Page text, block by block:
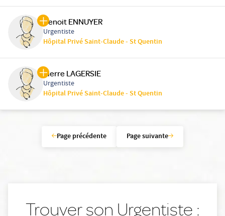
Benoit ENNUYER
Urgentiste
Hôpital Privé Saint-Claude - St Quentin
Pierre LAGERSIE
Urgentiste
Hôpital Privé Saint-Claude - St Quentin
Page précédente Page suivante
Trouver son Urgentiste :